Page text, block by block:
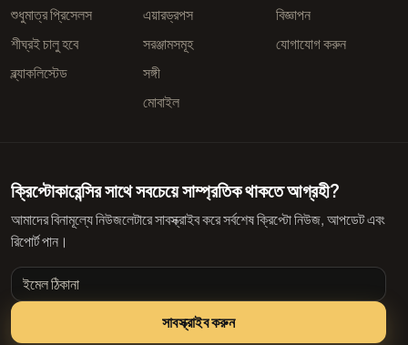
শুধুমাত্র প্রিসেলস
শীঘ্রই চালু হবে
ব্ল্যাকলিস্টেড
এয়ারড্রপস
সরঞ্জামসমূহ
সঙ্গী
মোবাইল
বিজ্ঞাপন
যোগাযোগ করুন
ক্রিপ্টোকারেন্সির সাথে সবচেয়ে সাম্প্রতিক থাকতে আগ্রহী?
আমাদের বিনামূল্যে নিউজলেটারে সাবস্ক্রাইব করে সর্বশেষ ক্রিপ্টো নিউজ, আপডেট এবং
রিপোর্ট পান।
ইমেল ঠিকানা
সাবস্ক্রাইব করুন